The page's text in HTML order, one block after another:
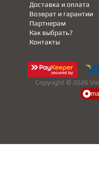
Партнерам
Доставка и оплата
Возврат и гарантии
Как выбрать?
Контакты
Copyright © 2026